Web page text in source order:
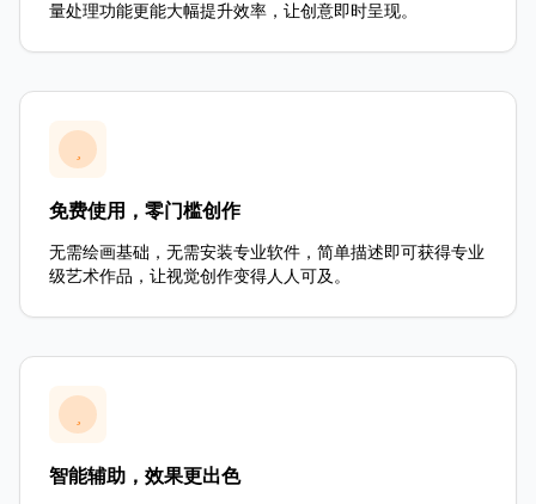
量处理功能更能大幅提升效率，让创意即时呈现。
免费使用，零门槛创作
无需绘画基础，无需安装专业软件，简单描述即可获得专业
级艺术作品，让视觉创作变得人人可及。
智能辅助，效果更出色